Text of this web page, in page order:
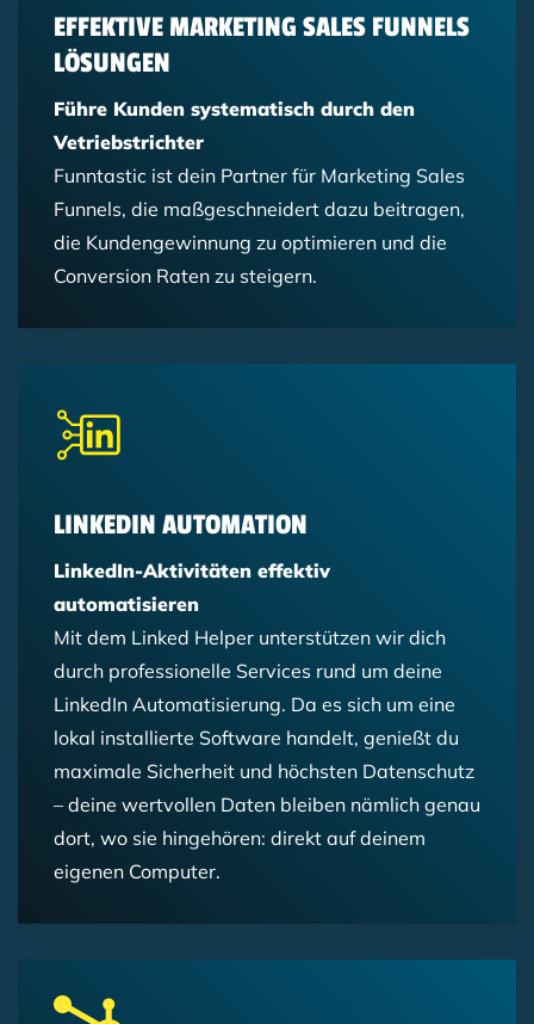
EFFEKTIVE MARKETING SALES FUNNELS
LÖSUNGEN
Führe Kunden systematisch durch den
Vetriebstrichter
Funntastic ist dein Partner für Marketing Sales
Funnels, die maßgeschneidert dazu beitragen,
die Kundengewinnung zu optimieren und die
Conversion Raten zu steigern.
LINKEDIN AUTOMATION
LinkedIn-Aktivitäten effektiv
automatisieren
Mit dem Linked Helper unterstützen wir dich
durch professionelle Services rund um deine
LinkedIn Automatisierung. Da es sich um eine
lokal installierte Software handelt, genießt du
maximale Sicherheit und höchsten Datenschutz
– deine wertvollen Daten bleiben nämlich genau
dort, wo sie hingehören: direkt auf deinem
eigenen Computer.